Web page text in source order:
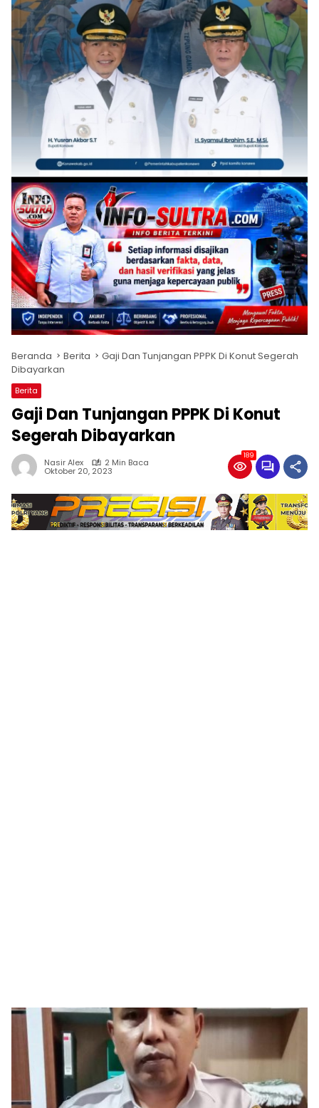
Beranda Berita
Gaji Dan Tunjangan PPPK Di Konut Segerah
Dibayarkan
Berita
Gaji Dan Tunjangan PPPK Di Konut
Segerah Dibayarkan
Nasir Alex 2 Min Baca
Oktober 20, 2023
189